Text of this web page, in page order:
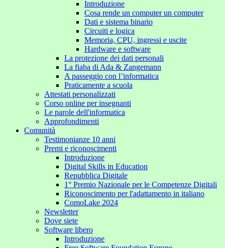
Introduzione
Cosa rende un computer un computer
Dati e sistema binario
Circuiti e logica
Memoria, CPU, ingressi e uscite
Hardware e software
La protezione dei dati personali
La fiaba di Ada & Zangemann
A passeggio con l’informatica
Praticamente a scuola
Attestati personalizzati
Corso online per insegnanti
Le parole dell'informatica
Approfondimenti
Comunità
Testimonianze 10 anni
Premi e riconoscimenti
Introduzione
Digital Skills in Education
Repubblica Digitale
1° Premio Nazionale per le Competenze Digitali
Riconoscimento per l'adattamento in italiano
ComoLake 2024
Newsletter
Dove siete
Software libero
Introduzione